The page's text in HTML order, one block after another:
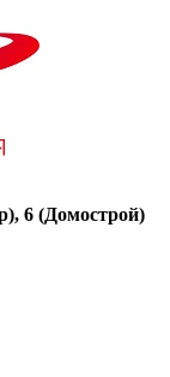
6 (Домострой)